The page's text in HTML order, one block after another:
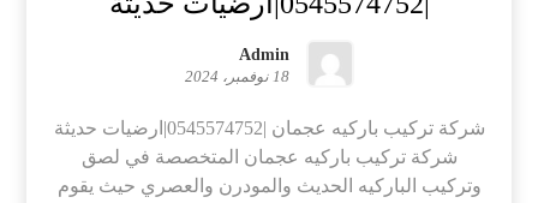
Admin
18 نوفمبر، 2024
شركة تركيب باركيه عجمان |0545574752|ارضيات حديثة
شركة تركيب باركيه عجمان المتخصصة في لصق
وتركيب الباركيه الحديث والمودرن والعصري حيث يقوم